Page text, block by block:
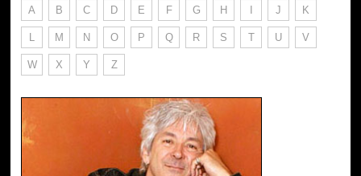
A B C D E F G H I J K
L M N O P Q R S T U V
W X Y Z